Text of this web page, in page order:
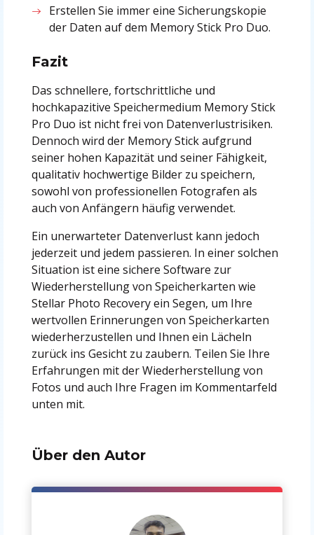
Erstellen Sie immer eine Sicherungskopie
der Daten auf dem Memory Stick Pro Duo.
Fazit
Das schnellere, fortschrittliche und
hochkapazitive Speichermedium Memory Stick
Pro Duo ist nicht frei von Datenverlustrisiken.
Dennoch wird der Memory Stick aufgrund
seiner hohen Kapazität und seiner Fähigkeit,
qualitativ hochwertige Bilder zu speichern,
sowohl von professionellen Fotografen als
auch von Anfängern häufig verwendet.
Ein unerwarteter Datenverlust kann jedoch
jederzeit und jedem passieren. In einer solchen
Situation ist eine sichere Software zur
Wiederherstellung von Speicherkarten wie
Stellar Photo Recovery ein Segen, um Ihre
wertvollen Erinnerungen von Speicherkarten
wiederherzustellen und Ihnen ein Lächeln
zurück ins Gesicht zu zaubern. Teilen Sie Ihre
Erfahrungen mit der Wiederherstellung von
Fotos und auch Ihre Fragen im Kommentarfeld
unten mit.
Über den Autor